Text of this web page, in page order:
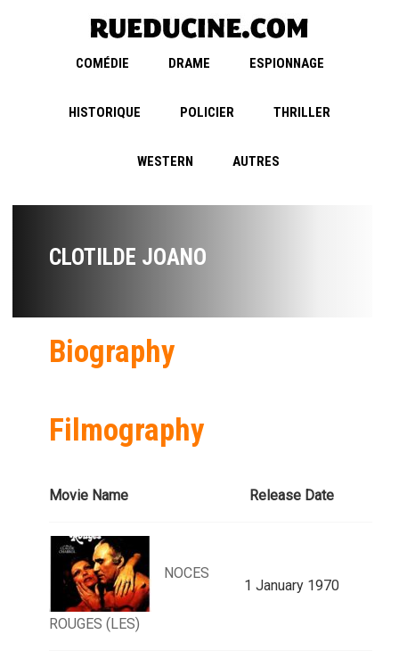
COMÉDIE DRAME ESPIONNAGE
HISTORIQUE POLICIER THRILLER
WESTERN AUTRES
CLOTILDE JOANO
Biography
Filmography
Movie Name Release Date
NOCES
ROUGES (LES)
1 January 1970